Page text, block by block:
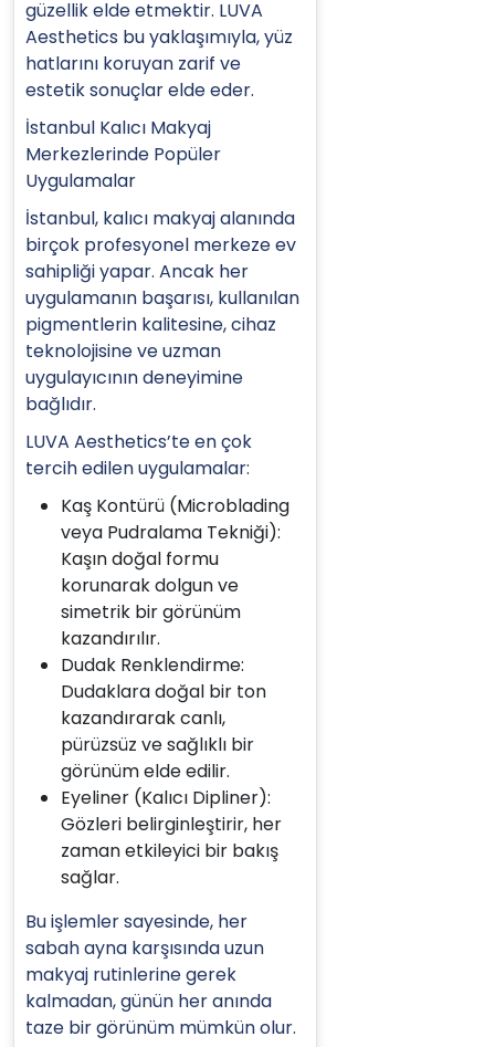
güzellik elde etmektir. LUVA
Aesthetics bu yaklaşımıyla, yüz
hatlarını koruyan zarif ve
estetik sonuçlar elde eder.
İstanbul Kalıcı Makyaj
Merkezlerinde Popüler
Uygulamalar
İstanbul, kalıcı makyaj alanında
birçok profesyonel merkeze ev
sahipliği yapar. Ancak her
uygulamanın başarısı, kullanılan
pigmentlerin kalitesine, cihaz
teknolojisine ve uzman
uygulayıcının deneyimine
bağlıdır.
LUVA Aesthetics’te en çok
tercih edilen uygulamalar:
Kaş Kontürü (Microblading
veya Pudralama Tekniği):
Kaşın doğal formu
korunarak dolgun ve
simetrik bir görünüm
kazandırılır.
Dudak Renklendirme:
Dudaklara doğal bir ton
kazandırarak canlı,
pürüzsüz ve sağlıklı bir
görünüm elde edilir.
Eyeliner (Kalıcı Dipliner):
Gözleri belirginleştirir, her
zaman etkileyici bir bakış
sağlar.
Bu işlemler sayesinde, her
sabah ayna karşısında uzun
makyaj rutinlerine gerek
kalmadan, günün her anında
taze bir görünüm mümkün olur.